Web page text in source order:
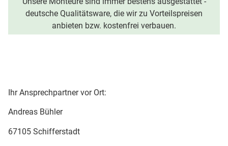
deutsche Qualitätsware, die wir zu Vorteilspreisen
anbieten bzw. kostenfrei verbauen.
Ihr Ansprechpartner vor Ort:
Andreas Bühler
67105 Schifferstadt